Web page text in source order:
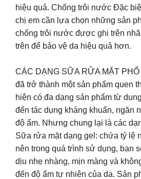
hiệu quả. Chống trôi nước Đặc
chị em cần lựa chọn những sản
chống trôi nước được ghi trên
trên để bảo vệ da hiệu quả hơn.
CÁC DẠNG SỮA RỬA MẶT
đã trở thành một sản phẩm quen
hiện có đa dạng sản phẩm từ
đến tác dụng kháng khuẩn, ngăn
độ ẩm. Nhưng chung lại là các
Sữa rửa mặt dạng gel: chứa tỷ lệ
nên trong quá trình sử dụng, bạn
dịu nhẹ nhàng, mịn màng và
đến độ ẩm tự nhiên của da. Sản